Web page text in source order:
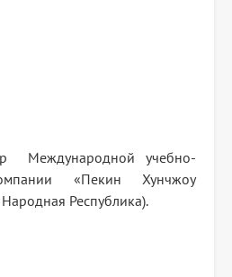
Международной учебно-
«Пекин Хунчжоу
Республика).